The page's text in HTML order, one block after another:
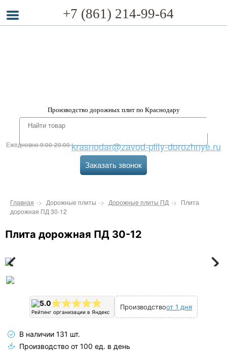
+7 (861) 214-99-64
Производство дорожных плит по Краснодару
Ежедневно 9:00-20:00krasnodar@zavod-plity-dorozhnye.ru
Заказать звонок
Главная Дорожные плиты Дорожные плиты ПД
Плита
дорожная ПД 30-12
Плита дорожная ПД 30-12
5.0
Рейтинг организации в Яндекс
Производствоот 1 дня
В наличии 131 шт.
Производство от 100 ед. в день